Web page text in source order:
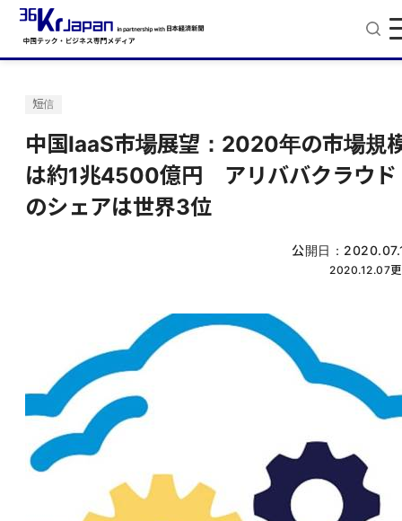
短信
中国IaaS市場展望：2020年の市場規
は約1兆4500億円 アリババクラウド
のシェアは世界3位
公開日：
2020.12.07